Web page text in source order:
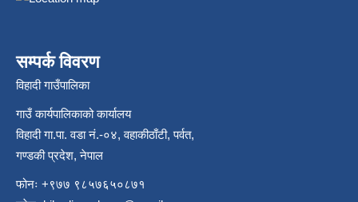
सम्पर्क विवरण
विहादी गाउँपालिका
गाउँ कार्यपालिकाको कार्यालय
विहादी गा.पा. वडा नं.-०४, वहाकीठाँटी, पर्वत,
गण्डकी प्रदेश, नेपाल
फोनः +९७७ ९८५७६५०८७१